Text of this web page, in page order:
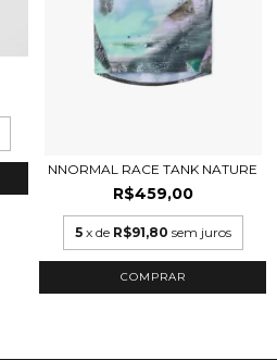
NNORMAL RACE TANK NATURE
R$459,00
5 x de R$91,80 sem juros
COMPRAR